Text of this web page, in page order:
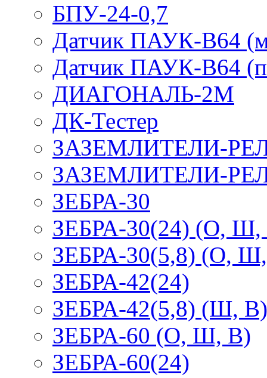
БПУ-24-0,7
Датчик ПАУК-В64
Датчик ПАУК-В64
ДИАГОНАЛЬ-2М
ДК-Тестер
ЗАЗЕМЛИТЕЛИ-
ЗАЗЕМЛИТЕЛИ-
ЗЕБРА-30
ЗЕБРА-30(24) (О,
ЗЕБРА-30(5,8) (О,
ЗЕБРА-42(24)
ЗЕБРА-42(5,8) (Ш, В)
ЗЕБРА-60 (О, Ш, В)
ЗЕБРА-60(24)